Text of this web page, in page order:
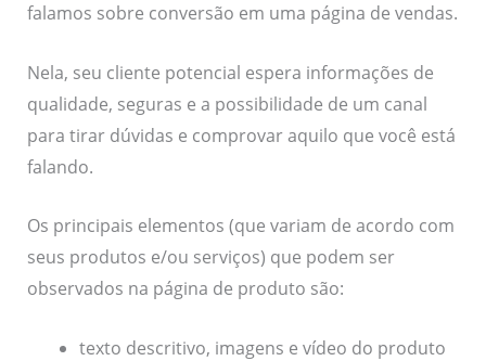
falamos sobre conversão em uma página de vendas.
Nela, seu cliente potencial espera informações de
qualidade, seguras e a possibilidade de um canal
para tirar dúvidas e comprovar aquilo que você está
falando.
Os principais elementos (que variam de acordo com
seus produtos e/ou serviços) que podem ser
observados na página de produto são:
texto descritivo, imagens e vídeo do produto